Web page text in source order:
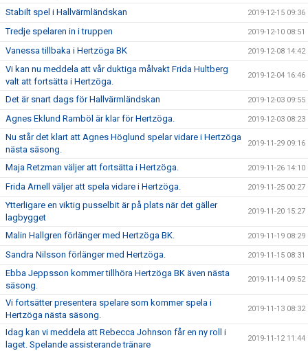
Stabilt spel i Hallvärmländskan 2019-12-15 09:36
Tredje spelaren in i truppen 2019-12-10 08:51
Vanessa tillbaka i Hertzöga BK 2019-12-08 14:42
Vi kan nu meddela att vår duktiga målvakt Frida Hultberg
valt att fortsätta i Hertzöga.
2019-12-04 16:46
Det är snart dags för Hallvärmländskan 2019-12-03 09:55
Agnes Eklund Ramböl är klar för Hertzöga. 2019-12-03 08:23
Nu står det klart att Agnes Höglund spelar vidare i Hertzöga
nästa säsong.
2019-11-29 09:16
Maja Retzman väljer att fortsätta i Hertzöga. 2019-11-26 14:10
Frida Arnell väljer att spela vidare i Hertzöga. 2019-11-25 00:27
Ytterligare en viktig pusselbit är på plats när det gäller
lagbygget
2019-11-20 15:27
Malin Hallgren förlänger med Hertzöga BK. 2019-11-19 08:29
Sandra Nilsson förlänger med Hertzöga. 2019-11-15 08:31
Ebba Jeppsson kommer tillhöra Hertzöga BK även nästa
säsong.
2019-11-14 09:52
Vi fortsätter presentera spelare som kommer spela i
Hertzöga nästa säsong.
2019-11-13 08:32
Idag kan vi meddela att Rebecca Johnson får en ny roll i
laget. Spelande assisterande tränare
2019-11-12 11:44